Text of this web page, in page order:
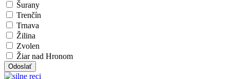
Šurany
Trenčín
Trnava
Žilina
Zvolen
Žiar nad Hronom
Odoslať